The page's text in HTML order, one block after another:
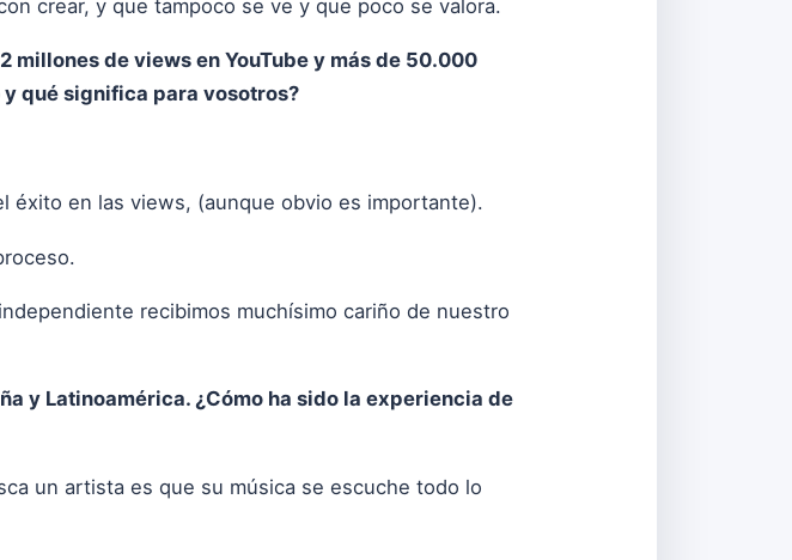
crear, y que tampoco se ve y que poco se valora.
de views en YouTube y más de 50.000
qué significa para vosotros?
éxito en las views, (aunque obvio es importante).
recibimos muchísimo cariño de nuestro
y Latinoamérica. ¿Cómo ha sido la experiencia de
un artista es que su música se escuche todo lo